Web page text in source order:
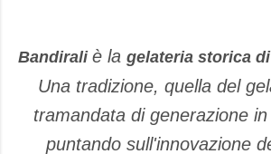
Bandirali è la gelateria storica
Una tradizione, quella del
tramandata di generazione
puntando sull'innovazione